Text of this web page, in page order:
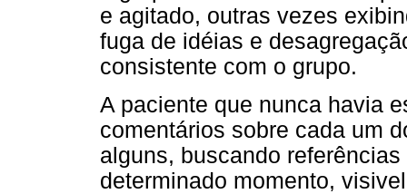
e agitado, outras vezes
fuga de idéias e
consistente com o grupo.
A paciente que nunca havia
comentários sobre cada um
alguns, buscando
determinado momento,